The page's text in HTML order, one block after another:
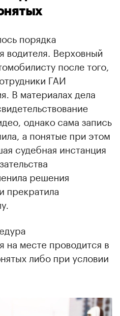
порядка
водителя. Верховный
после того,
ГАИ
В материалах дела
однако сама запись
а понятые при этом
судебная инстанция
решения
прекратила
на месте проводится в
либо при условии